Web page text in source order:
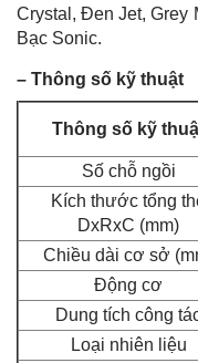
Crystal, Đen Jet, Grey
Bạc Sonic.
– Thông số kỹ thuật
Thông số kỹ
Số chỗ ngồi
Kích thước tổng
DxRxC (mm)
Chiều dài cơ sở
Động cơ
Dung tích công
Loại nhiên liệu